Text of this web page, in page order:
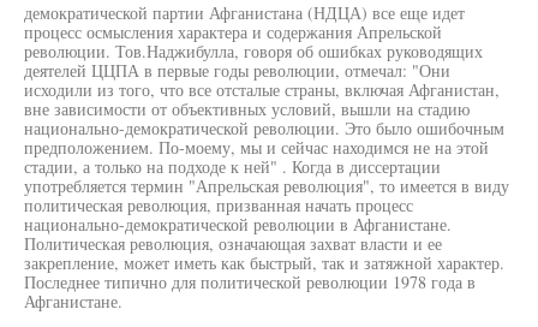
демократической партии Афганистана (НДЦА) все еще идет
процесс осмысления характера и содержания Апрельской
революции. Тов.Наджибулла, говоря об ошибках руководящих
деятелей ЦЦПА в первые годы революции, отмечал: "Они
исходили из того, что все отсталые страны, включая Афганистан,
вне зависимости от объективных условий, вышли на стадию
национально-демократической революции. Это было ошибочным
предположением. По-моему, мы и сейчас находимся не на этой
стадии, а только на подходе к ней" . Когда в диссертации
употребляется термин "Апрельская революция", то имеется в виду
политическая революция, призванная начать процесс
национально-демократической революции в Афганистане.
Политическая революция, означающая захват власти и ее
закрепление, может иметь как быстрый, так и затяжной характер.
Последнее типично для политической революции 1978 года в
Афганистане.